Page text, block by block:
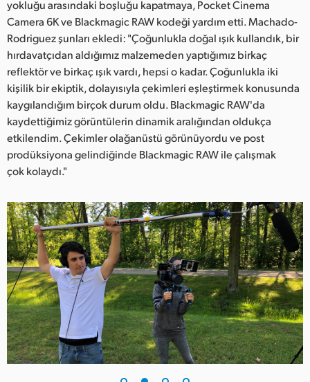
yokluğu arasındaki boşluğu kapatmaya, Pocket Cinema
Camera 6K ve Blackmagic RAW kodeği yardım etti. Machado-
Rodriguez şunları ekledi: "Çoğunlukla doğal ışık kullandık, bir
hırdavatçıdan aldığımız malzemeden yaptığımız birkaç
reflektör ve birkaç ışık vardı, hepsi o kadar. Çoğunlukla iki
kişilik bir ekiptik, dolayısıyla çekimleri eşleştirmek konusunda
kaygılandığım birçok durum oldu. Blackmagic RAW'da
kaydettiğimiz görüntülerin dinamik aralığından oldukça
etkilendim. Çekimler olağanüstü görünüyordu ve post
prodüksiyona gelindiğinde Blackmagic RAW ile çalışmak
çok kolaydı."